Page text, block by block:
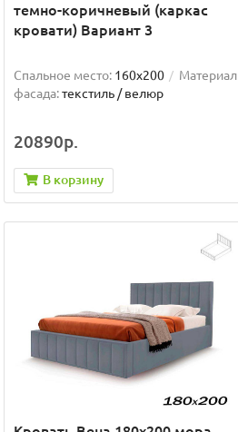
темно-коричневый (каркас
кровати) Вариант 3
Спальное место: 160x200
Материал
фасада:текстиль / велюр
20890р.
В корзину